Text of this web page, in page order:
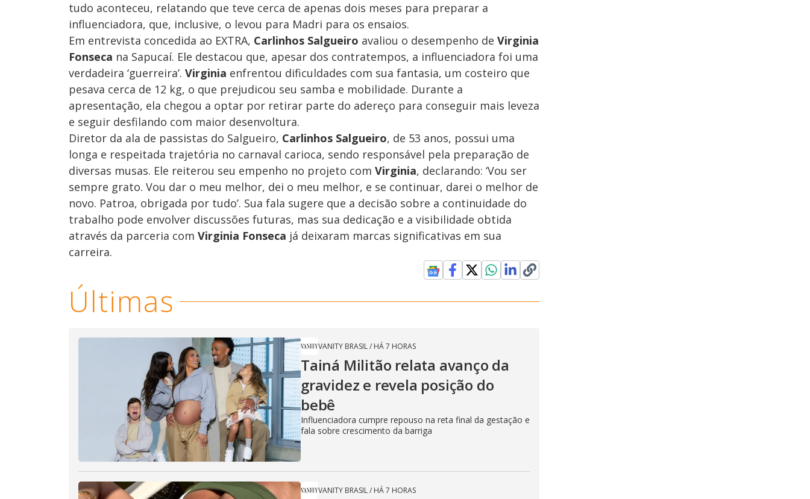
tudo aconteceu, relatando que teve cerca de apenas dois meses para preparar a
influenciadora, que, inclusive, o levou para Madri para os ensaios.
Em entrevista concedida ao EXTRA, Carlinhos Salgueiro avaliou o desempenho de Virginia
Fonseca na Sapucaí. Ele destacou que, apesar dos contratempos, a influenciadora foi uma
verdadeira ‘guerreira’. Virginia enfrentou dificuldades com sua fantasia, um costeiro que
pesava cerca de 12 kg, o que prejudicou seu samba e mobilidade. Durante a
apresentação, ela chegou a optar por retirar parte do adereço para conseguir mais leveza
e seguir desfilando com maior desenvoltura.
Diretor da ala de passistas do Salgueiro, Carlinhos Salgueiro, de 53 anos, possui uma
longa e respeitada trajetória no carnaval carioca, sendo responsável pela preparação de
diversas musas. Ele reiterou seu empenho no projeto com Virginia, declarando: ‘Vou ser
sempre grato. Vou dar o meu melhor, dei o meu melhor, e se continuar, darei o melhor de
novo. Patroa, obrigada por tudo’. Sua fala sugere que a decisão sobre a continuidade do
trabalho pode envolver discussões futuras, mas sua dedicação e a visibilidade obtida
através da parceria com Virginia Fonseca já deixaram marcas significativas em sua
carreira.
Últimas
VANITY BRASIL/ HÁ 7 HORAS
Tainá Militão relata avanço da
gravidez e revela posição do
bebê
Influenciadora cumpre repouso na reta final da gestação e
fala sobre crescimento da barriga
VANITY BRASIL/ HÁ 7 HORAS